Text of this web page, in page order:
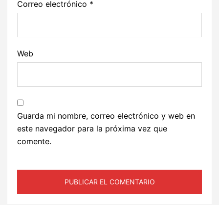
Correo electrónico *
Web
Guarda mi nombre, correo electrónico y web en
este navegador para la próxima vez que
comente.